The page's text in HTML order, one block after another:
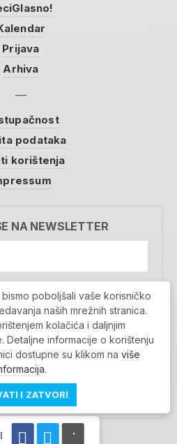
Prijava
Arhiva
podataka
korištenja
NA NEWSLETTER
podaci spremaju u bazu
slanja MojaRijeka
NEWSLETTER
SE
na vrh
poboljšali vaše korisničko
naših mrežnih stranica.
kolačića i daljnjim
Detaljne informacije o korištenju
dostupne su klikom na više
.
I ZATVORI